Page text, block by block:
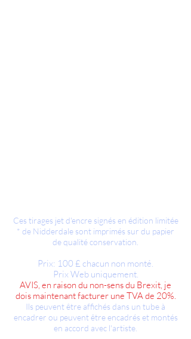
Ces tirages jet d'encre signés en édition limitée
* de Nidderdale sont imprimés sur du papier
de qualité conservation.
Prix: 100 £ chacun non monté.
Prix Web uniquement.
AVIS, en raison du non-sens du Brexit, je
dois maintenant facturer une TVA de 20%.
Ils peuvent être affichés dans un tube à
encadrer ou peuvent être encadrés et montés
en accord avec l'artiste.